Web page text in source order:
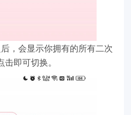
，会显示你拥有的所有二次
即可切换。